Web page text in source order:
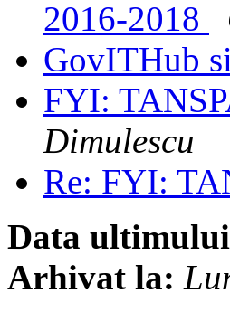
2016-2018
GovITHub
FYI:
Dimulescu
Re: FYI:
Data
Arhivat la: